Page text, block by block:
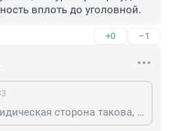
вплоть до уголовной.
+0 –1
ну да. вот только юридическая сторона такова, что при налии такой рекомендации туроператор отправляет туристов исключительно на свой страх и риск. если что то случится, то туроператор будет нести всю ответственность вплоть до уголовной.